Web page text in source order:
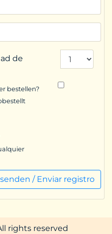
de
bestellen?
/ Enviar registro
rights reserved